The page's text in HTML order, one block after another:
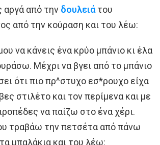
αργά από την δουλειάτου
από την κούραση και του λέω:
να κάνεις ένα κρύο μπάνιο κι έλα
Μέχρι να βγει από το μπάνιο
ότι πιο πρ^στυχο εσ*ρουχο είχα
στιλέτο και τον περίμενα και με
να παίζω στο ένα χέρι.
τραβάω την πετσέτα από πάνω
μπαλάκια και του λέω: